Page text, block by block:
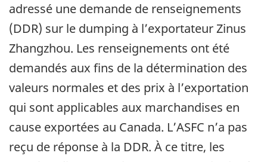
adressé une demande de renseignements
(DDR) sur le dumping à l’exportateur Zinus
Zhangzhou. Les renseignements ont été
demandés aux fins de la détermination des
valeurs normales et des prix à l’exportation
qui sont applicables aux marchandises en
cause exportées au Canada. L’ASFC n’a pas
reçu de réponse à la DDR. À ce titre, les